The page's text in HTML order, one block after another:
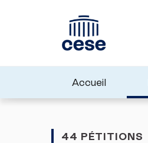
Accueil
44 PÉTITIONS